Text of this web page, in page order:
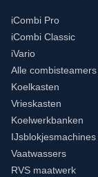
iCombi Pro
iCombi Classic
iVario
Alle combisteamers
Koelkasten
Vrieskasten
Koelwerkbanken
IJsblokjesmachines
Vaatwassers
RVS maatwerk